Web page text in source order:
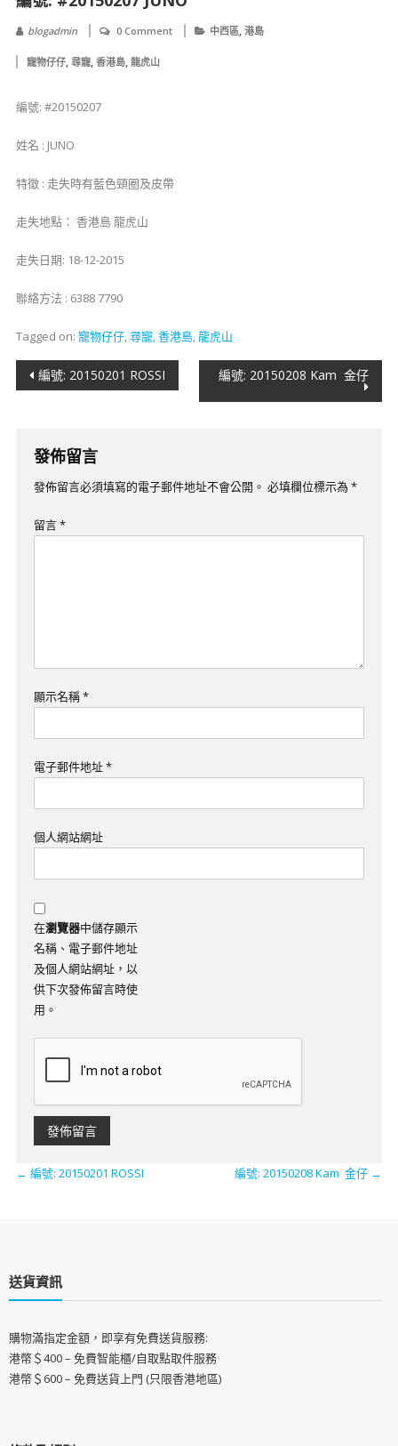
blogadmin 0 Comment 中西區, 港島
寵物仔仔, 尋寵, 香港島, 龍虎山
編號: #20150207
姓名 : JUNO
特徵 : 走失時有藍色頸圈及皮帶
走失地點： 香港島 龍虎山
走失日期: 18-12-2015
聯絡方法 : 6388 7790
Tagged on: 寵物仔仔,尋寵,香港島,龍虎山
文
導
覽
編號: 20150201 ROSSI 編號: 20150208 Kam 金仔
發佈留言
發佈留言必須填寫的電子郵件地址不會公開。 必填欄位標示為 *
留言*
顯示名稱*
電子郵件地址*
個人網站網址
在瀏覽器中儲存顯示
名稱、電子郵件地址
及個人網站網址，以
供下次發佈留言時使
用。
← 編號: 20150201 ROSSI 編號: 20150208 Kam 金仔 →
送貨資訊
購物滿指定金額，即享有免費送貨服務:
港幣＄400 – 免費智能櫃/自取點取件服務
港幣＄600 – 免費送貨上門 (只限香港地區)